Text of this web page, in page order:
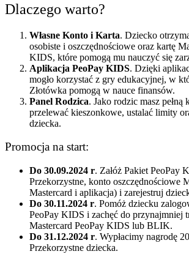
Dlaczego warto?
Własne Konto i Karta. Dziecko
osobiste i oszczędnościowe oraz kartę
KIDS, które pomogą mu nauczyć się
Aplikacja PeoPay KIDS. Dzięki
mogło korzystać z gry edukacyjnej, w
Złotówka pomogą w nauce finansów.
Panel Rodzica. Jako rodzic masz pełną
przelewać kieszonkowe, ustalać limity
dziecka.
Promocja na start:
Do 30.09.2024 r. Załóż Pakiet PeoPay
Przekorzystne, konto oszczędnościowe
Mastercard i aplikacja) i zarejestruj
Do 30.11.2024 r. Pomóż dziecku
PeoPay KIDS i zachęć do przynajmniej
Mastercard PeoPay KIDS lub BLIK.
Do 31.12.2024 r. Wypłacimy nagrodę
Przekorzystne dziecka.